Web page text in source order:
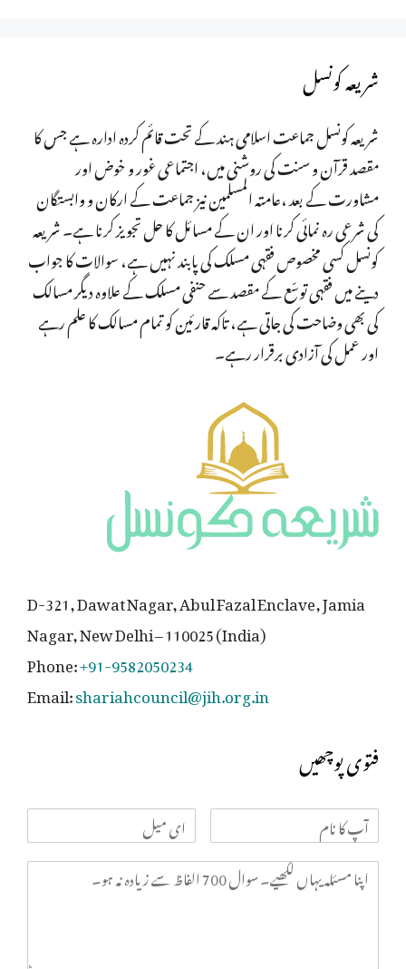
شریعہ کونسل
شریعہ کونسل جماعت اسلامی ہند کے تحت قائم کردہ ادارہ ہے جس کا
مقصد قرآن و سنت کی روشنی میں، اجتماعی غور و خوض اور
مشاورت کے بعد ،عامتہ المسلمین نیز جماعت کے ارکان و وابستگان
کی شرعی رہ نمائی کرنا اور ان کے مسائل کا حل تجویز کرنا ہے۔ شریعہ
کونسل کسی مخصوص فقہی مسلک کی پابند نہیں ہے، سوالات کا جواب
دینے میں فقہی توسّع کے مقصد سے حنفی مسلک کے علاوہ دیگر مسالک
کی بھی وضاحت کی جاتی ہے، تاکہ قارئین کو تمام مسالک کا علم رہے
اور عمل کی آزادی برقرار رہے۔
D-321, Dawat Nagar, Abul Fazal Enclave, Jamia
Nagar, New Delhi – 110025 (India)
Phone:+91-9582050234
Email:shariahcouncil@jih.org.in
فتوی پوچھیں